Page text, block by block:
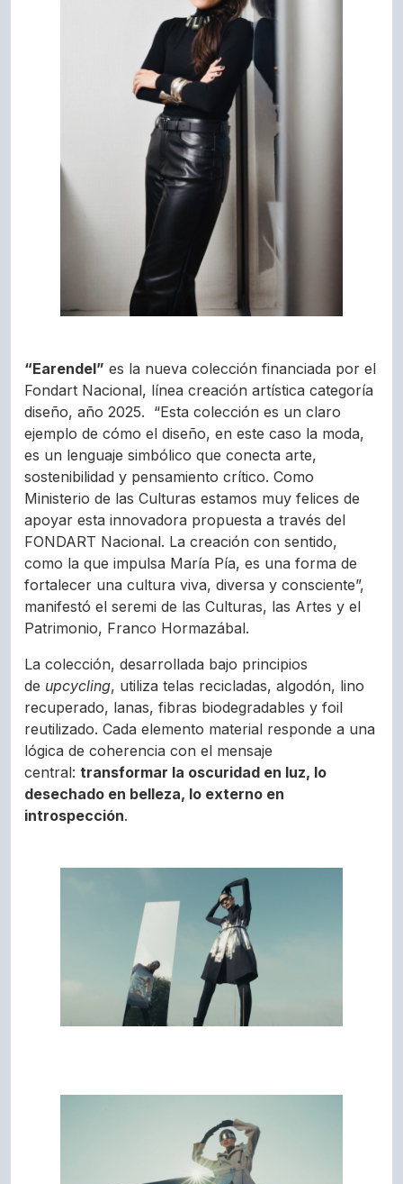
“Earendel” es la nueva colección financiada por el
Fondart Nacional, línea creación artística categoría
diseño, año 2025. “Esta colección es un claro
ejemplo de cómo el diseño, en este caso la moda,
es un lenguaje simbólico que conecta arte,
sostenibilidad y pensamiento crítico. Como
Ministerio de las Culturas estamos muy felices de
apoyar esta innovadora propuesta a través del
FONDART Nacional. La creación con sentido,
como la que impulsa María Pía, es una forma de
fortalecer una cultura viva, diversa y consciente”,
manifestó el seremi de las Culturas, las Artes y el
Patrimonio, Franco Hormazábal.
La colección, desarrollada bajo principios
de upcycling, utiliza telas recicladas, algodón, lino
recuperado, lanas, fibras biodegradables y foil
reutilizado. Cada elemento material responde a una
lógica de coherencia con el mensaje
central: transformar la oscuridad en luz, lo
desechado en belleza, lo externo en
introspección.